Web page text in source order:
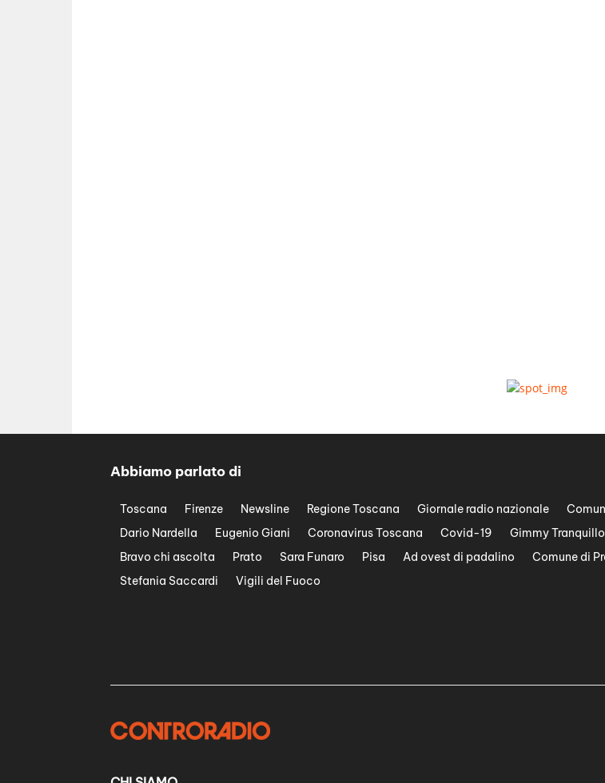
Abbiamo parlato di
Toscana Firenze Newsline Regione Toscana Giornale radio nazionale
Dario Nardella
Eugenio Giani Coronavirus Toscana Covid-19 Gimmy Tranquillo
Bravo chi ascolta
Prato Sara Funaro Pisa Ad ovest di padalino
Comune di
Stefania Saccardi
Vigili del Fuoco